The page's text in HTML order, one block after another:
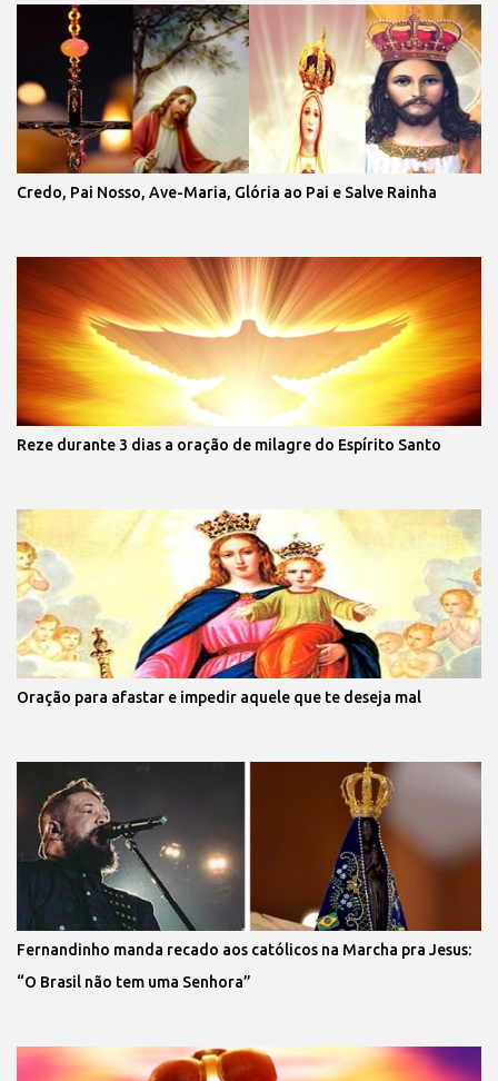
Credo, Pai Nosso, Ave-Maria, Glória ao Pai e Salve Rainha
Reze durante 3 dias a oração de milagre do Espírito Santo
Oração para afastar e impedir aquele que te deseja mal
Fernandinho manda recado aos católicos na Marcha pra Jesus:
“O Brasil não tem uma Senhora”